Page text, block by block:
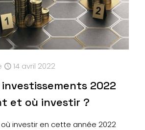
14 avril 2022
2022
et où investir ?
investir en cette année 2022